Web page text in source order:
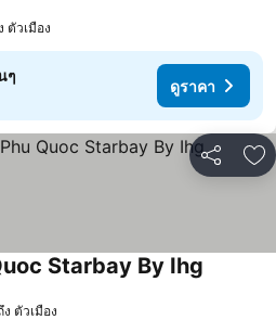
ตัวเมือง
ๆ
ดูราคา
แชร์ เ
Starbay By Ihg
ตัวเมือง